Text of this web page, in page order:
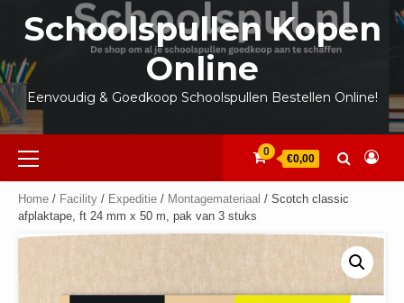
inhoud
Schoolspullen Kopen
Online
Eenvoudig & Goedkoop Schoolspullen Bestellen Online!
Primair
menu
0
€0,00
Home / Facility / Expeditie / Montagemateriaal / Scotch classic
afplaktape, ft 24 mm x 50 m, pak van 3 stuks